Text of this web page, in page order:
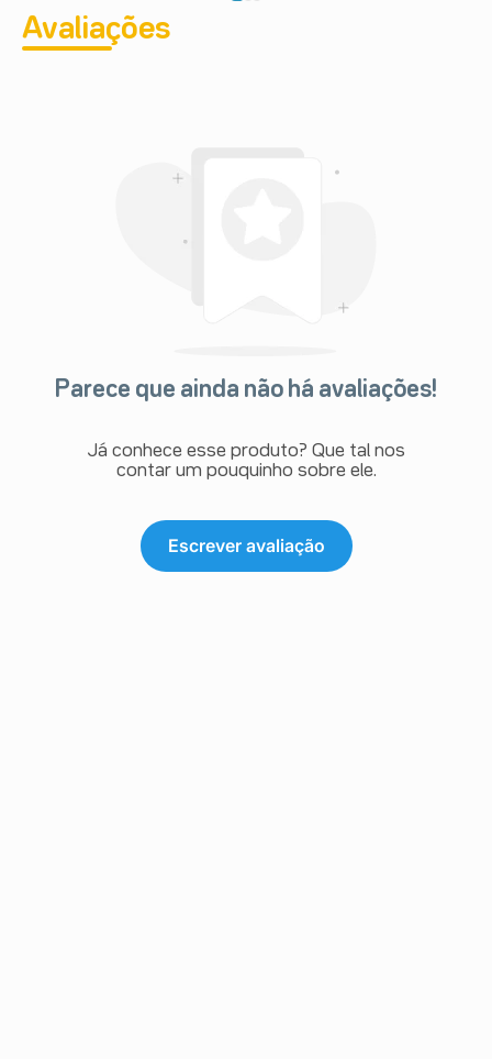
Avaliações
Parece que ainda não há avaliações!
Já conhece esse produto? Que tal nos
contar um pouquinho sobre ele.
Escrever avaliação